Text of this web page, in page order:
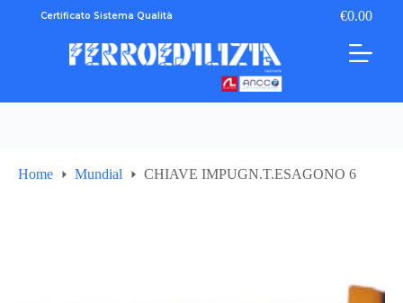
Certificato Sistema Qualità Carrello
€0.00
Home Mundial CHIAVE IMPUGN.T.ESAGONO 6